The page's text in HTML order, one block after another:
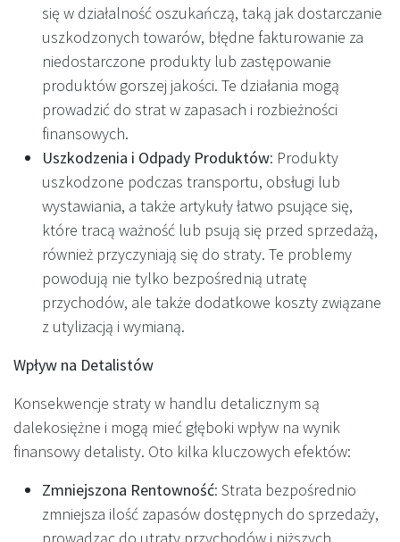
się w działalność oszukańczą, taką jak dostarczanie
uszkodzonych towarów, błędne fakturowanie za
niedostarczone produkty lub zastępowanie
produktów gorszej jakości. Te działania mogą
prowadzić do strat w zapasach i rozbieżności
finansowych.
Uszkodzenia i Odpady Produktów: Produkty
uszkodzone podczas transportu, obsługi lub
wystawiania, a także artykuły łatwo psujące się,
które tracą ważność lub psują się przed sprzedażą,
również przyczyniają się do straty. Te problemy
powodują nie tylko bezpośrednią utratę
przychodów, ale także dodatkowe koszty związane
z utylizacją i wymianą.
Wpływ na Detalistów
Konsekwencje straty w handlu detalicznym są
dalekosiężne i mogą mieć głęboki wpływ na wynik
finansowy detalisty. Oto kilka kluczowych efektów:
Zmniejszona Rentowność: Strata bezpośrednio
zmniejsza ilość zapasów dostępnych do sprzedaży,
prowadząc do utraty przychodów i niższych